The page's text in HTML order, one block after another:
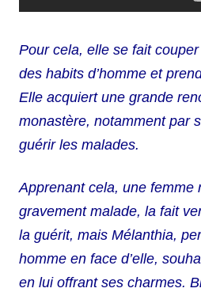
Pour cela, elle se fait
des habits d’homme et
Elle acquiert une grande
monastère, notamment par
guérir les malades.
Apprenant cela, une femme
gravement malade, la fait
la guérit, mais Mélanthia,
homme en face d’elle,
en lui offrant ses charmes.